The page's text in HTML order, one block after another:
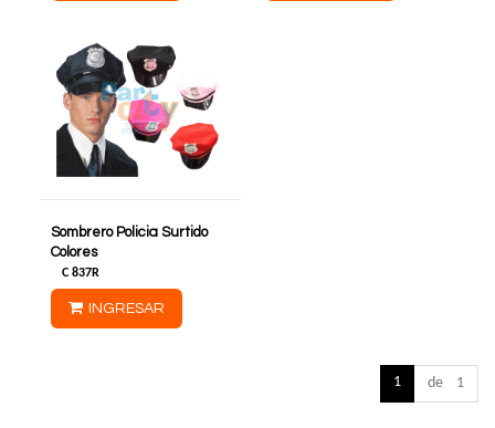
Sombrero Policia Surtido
Colores
C 837R
INGRESAR
1 de 1